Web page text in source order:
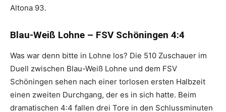
Altona 93.
Blau-Weiß Lohne – FSV Schöningen 4:4
Was war denn bitte in Lohne los? Die 510 Zuschauer im
Duell zwischen Blau-Weiß Lohne und dem FSV
Schöningen sehen nach einer torlosen ersten Halbzeit
einen zweiten Durchgang, der es in sich hatte. Beim
dramatischen 4:4 fallen drei Tore in den Schlussminuten